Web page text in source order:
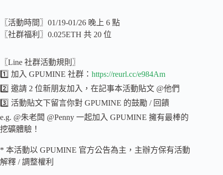
〖活動時間〗01/19-01/26 晚上 6 點
〖社群福利〗0.025ETH 共 20 位
〖Line 社群活動規則〗
1️⃣ 加入 GPUMINE 社群： https://reurl.cc/e984Am
2️⃣ 邀請 2 位新朋友加入，在記事本活動貼文 @他們
3️⃣ 活動貼文下留言你對 GPUMINE 的鼓勵 / 回饋
e.g. @朱老闆 @Penny 一起加入 GPUMINE 擁有最棒的
挖礦體驗！
* 本活動以 GPUMINE 官方公告為主，主辦方保有活動
解釋 / 調整權利